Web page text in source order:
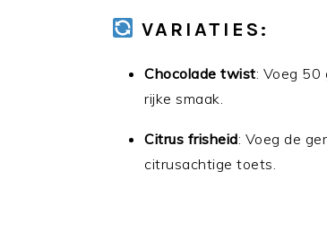
VARIATIES:
Chocolade twist: Voeg 50
rijke smaak.
Citrus frisheid: Voeg de
citrusachtige toets.